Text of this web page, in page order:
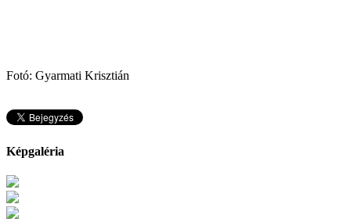
Fotó: Gyarmati Krisztián
Képgaléria